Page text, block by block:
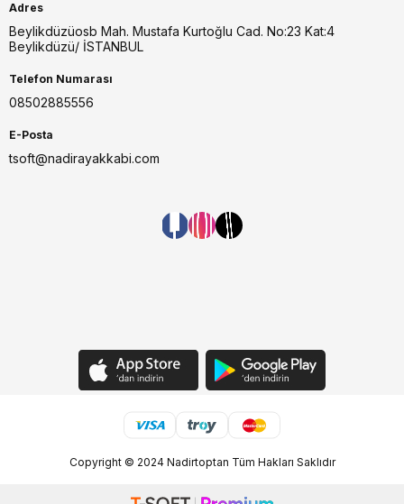
Adres
Beylikdüzüosb Mah. Mustafa Kurtoğlu Cad. No:23 Kat:4
Beylikdüzü/ İSTANBUL
Telefon Numarası
08502885556
E-Posta
tsoft@nadirayakkabi.com
Copyright © 2024 Nadirtoptan Tüm Hakları Saklıdır